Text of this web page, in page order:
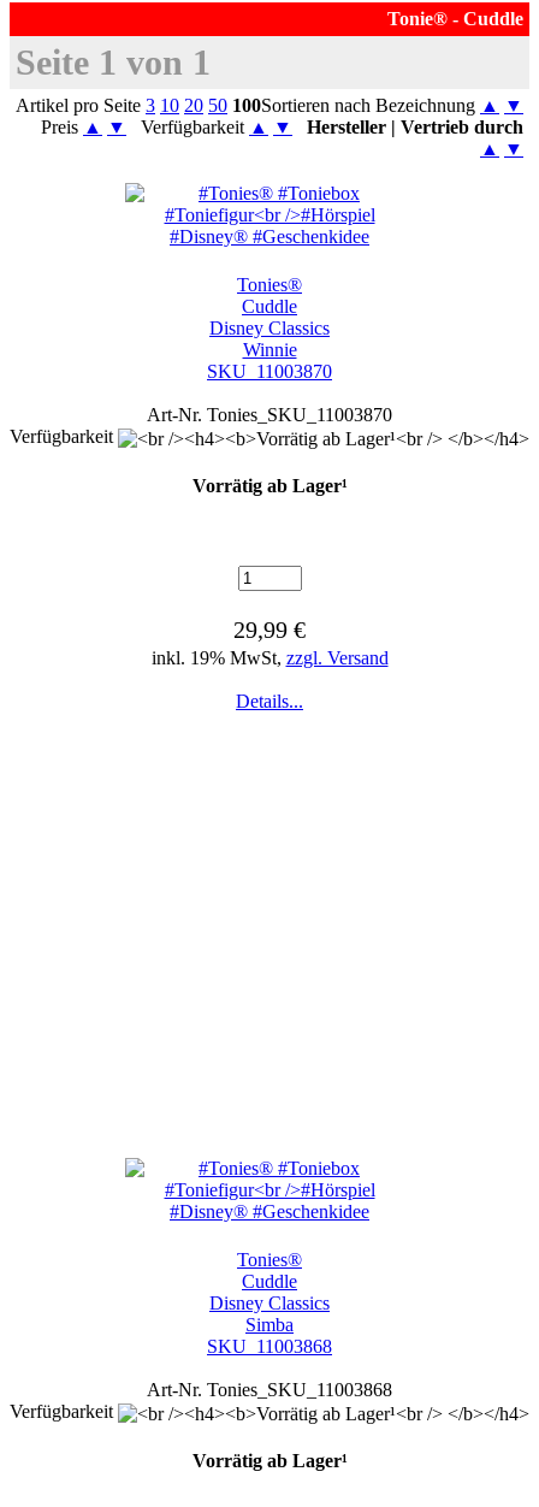
Tonie® - Cuddle
Seite 1 von 1
Artikel pro Seite 3 10 20 50 100Sortieren nach Bezeichnung ▲
▼
Preis ▲ ▼ Verfügbarkeit ▲ ▼
Hersteller | Vertrieb durch
▲
▼
Tonies®
Cuddle
Disney Classics
Winnie
SKU_11003870
Art-Nr. Tonies_SKU_11003870
Verfügbarkeit
Vorrätig ab Lager¹
29,99 €
inkl. 19% MwSt, zzgl. Versand
Details...
Tonies®
Cuddle
Disney Classics
Simba
SKU_11003868
Art-Nr. Tonies_SKU_11003868
Verfügbarkeit
Vorrätig ab Lager¹